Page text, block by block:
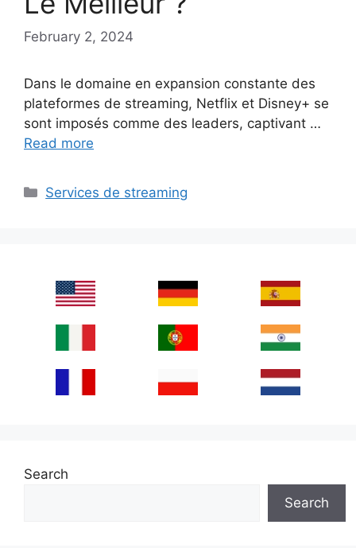
February 2, 2024
Dans le domaine en expansion constante des
plateformes de streaming, Netflix et Disney+ se
sont imposés comme des leaders, captivant …
Read more
Categories
Services de streaming
Search
Search